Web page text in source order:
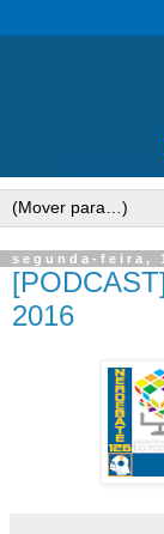
segunda-feira,
2016